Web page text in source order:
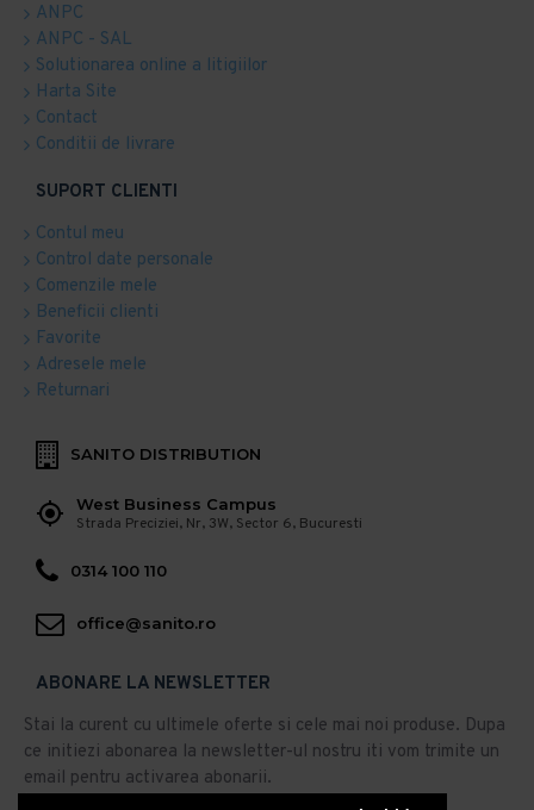
ANPC
ANPC - SAL
Solutionarea online a litigiilor
Harta Site
Contact
Conditii de livrare
SUPORT CLIENTI
Contul meu
Control date personale
Comenzile mele
Beneficii clienti
Favorite
Adresele mele
Returnari
SANITO DISTRIBUTION
West Business Campus
Strada Preciziei, Nr, 3W, Sector 6, Bucuresti
0314 100 110
office@sanito.ro
ABONARE LA NEWSLETTER
Stai la curent cu ultimele oferte si cele mai noi produse. Dupa
ce initiezi abonarea la newsletter-ul nostru iti vom trimite un
email pentru activarea abonarii.